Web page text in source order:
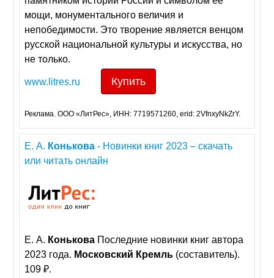
мощи, монументального величия и
непобедимости. Это творение является венцом
русской национальной культуры и искусства, но
не только.
www.litres.ru Купить
Реклама. ООО «ЛитРес», ИНН: 7719571260, erid: 2VfnxyNkZrY.
Е. А. Конькова - Новинки книг 2023 – скачать
или читать онлайн
Е. А. Конькова Последние новинки книг автора
2023 года. Московский Кремль (составитель).
109 ₽.